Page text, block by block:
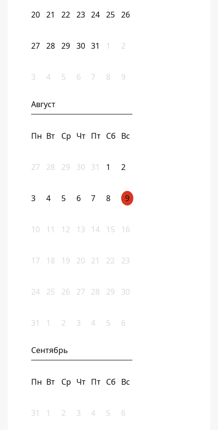
20 21 22 23 24 25 26
27 28 29 30 31 1 2
3 4 5 6 7 8 9
Август
Пн Вт Ср Чт Пт Сб Вс
27 28 29 30 31 1 2
3 4 5 6 7 8 9
10 11 12 13 14 15 16
17 18 19 20 21 22 23
24 25 26 27 28 29 30
31 1 2 3 4 5 6
Сентябрь
Пн Вт Ср Чт Пт Сб Вс
31 1 2 3 4 5 6